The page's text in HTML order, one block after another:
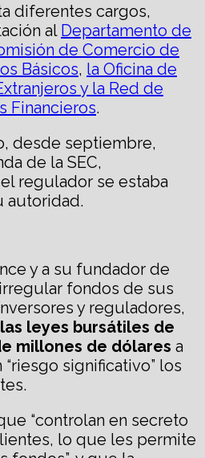
diferentes cargos,
al Departamento de
de Comercio de
Básicos, la Oficina de
y la Red de
Financieros.
desde septiembre,
de la SEC,
regulador se estaba
autoridad.
y a su fundador de
fondos de sus
y reguladores,
las leyes bursátiles de
millones de dólares a
significativo” los
“controlan en secreto
lo que les permite